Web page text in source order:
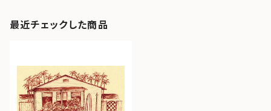
最近チェックした商品